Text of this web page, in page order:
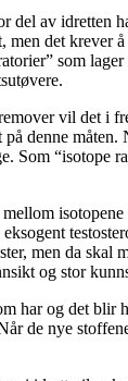
del av idretten
men det krever
som
vil det i
denne måten.
Som “isotope
men da skal
og stor
har og det blir
de nye